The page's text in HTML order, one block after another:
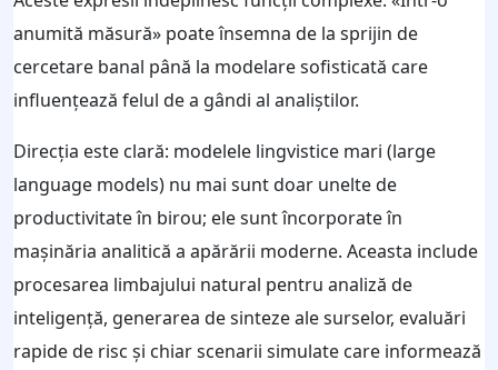
anumită măsură» poate însemna de la sprijin de
cercetare banal până la modelare sofisticată care
influențează felul de a gândi al analiștilor.
Direcția este clară: modelele lingvistice mari (large
language models) nu mai sunt doar unelte de
productivitate în birou; ele sunt încorporate în
mașinăria analitică a apărării moderne. Aceasta include
procesarea limbajului natural pentru analiză de
inteligență, generarea de sinteze ale surselor, evaluări
rapide de risc și chiar scenarii simulate care informează